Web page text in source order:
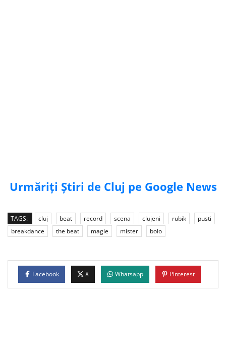
Urmăriți Știri de Cluj pe Google News
TAGS: cluj beat record scena clujeni rubik
pusti
breakdance
the beat magie mister bolo
Facebook X Whatsapp Pinterest